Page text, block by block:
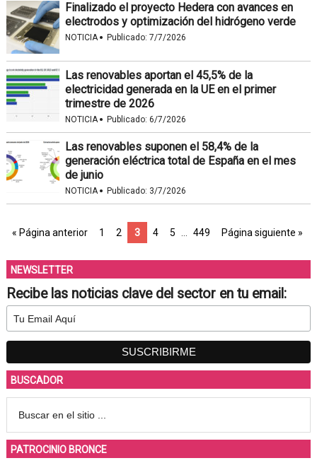
Finalizado el proyecto Hedera con avances en
electrodos y optimización del hidrógeno verde
NOTICIA· Publicado: 7/7/2026
Las renovables aportan el 45,5% de la
electricidad generada en la UE en el primer
trimestre de 2026
NOTICIA· Publicado: 6/7/2026
Las renovables suponen el 58,4% de la
generación eléctrica total de España en el mes
de junio
NOTICIA· Publicado: 3/7/2026
« Página anterior 1 2 3 4 5 449 Página siguiente »
NEWSLETTER
Recibe las noticias clave del sector en tu email:
BUSCADOR
PATROCINIO BRONCE